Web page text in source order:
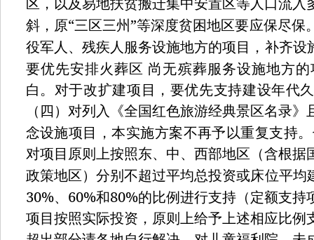
区，以及易地扶贫搬迁集中安置区等人口流
斜，原“三区三州”等深度贫困地区要应保尽保
役军人、残疾人服务设施地方的项目，补齐设
要优先安排火葬区 尚无殡葬服务设施地方
白。对于改扩建项目，要优先支持建设年代
（四）对列入《全国红色旅游经典景区名录
念设施项目，本实施方案不再予以重复支持
对项目原则上按照东、中、西部地区（含根据
政策地区）分别不超过平均总投资或床位平均
30%、 60%和80%的比例进行支持（定额支持
项目按照实际投资，原则上给予上述相应比例